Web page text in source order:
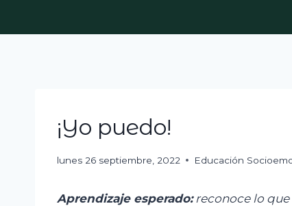
¡Yo puedo!
lunes 26 septiembre, 2022 Educación
Aprendizaje esperado: reconoce lo que